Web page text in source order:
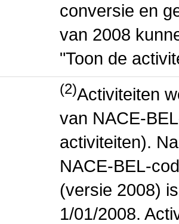
conversie en
van 2008
"Toon de
(2)Activiteiten
van NACE-
activiteiten).
NACE-BEL-
(versie 2008)
1/01/2008.